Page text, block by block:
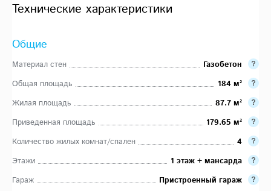
Технические характеристики
Общие
Материал стен
Газобетон
Общая площадь
184 м²
Жилая площадь
87.7 м²
Приведенная площадь
179.65 м²
Количество жилых комнат/спален
4
Этажи
1 этаж + мансарда
Гараж
Пристроенный гараж